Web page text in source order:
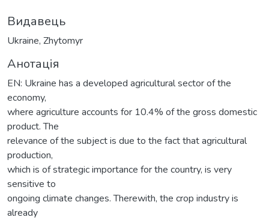
Видавець
Ukraine, Zhytomyr
Анотація
EN: Ukraine has a developed agricultural sector of the
economy,
where agriculture accounts for 10.4% of the gross domestic
product. The
relevance of the subject is due to the fact that agricultural
production,
which is of strategic importance for the country, is very
sensitive to
ongoing climate changes. Therewith, the crop industry is
already